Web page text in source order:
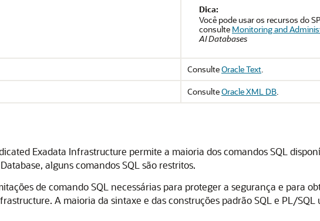
Dica:
Você pode usar os recursos do
consulte Monitoring and
AI Databases
ConsulteOracle Text.
ConsulteOracle XML DB.
Exadata Infrastructure permite a maioria dos comandos SQL
alguns comandos SQL são restritos.
de comando SQL necessárias para proteger a segurança e para
A maioria da sintaxe e das construções padrão SQL e PL/